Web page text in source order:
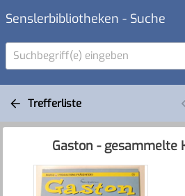
Senslerbibliotheken - Suche
Suchbegriff(e) eingeben
Trefferliste
Gaston - gesammelte